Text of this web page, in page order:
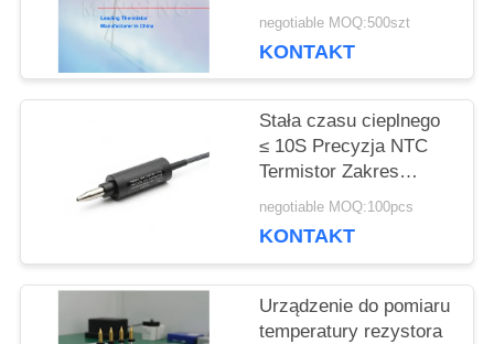
PRIVACY
POLICY
negotiable MOQ:500szt
KONTAKT
Stała czasu cieplnego
≤ 10S Precyzja NTC
Termistor Zakres
temperatury 40°C Do
Komponent dla
temperatury
negotiable MOQ:100pcs
KONTAKT
Urządzenie do pomiaru
temperatury rezystora